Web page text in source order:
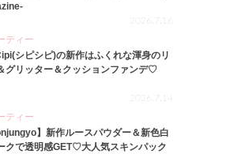
2026.7.16
ティー
シピシピ)の新作はふくれな渾身のリ
グリッター＆クッションファンデ♡
2026.7.14
ティー
】新作ルースパウダー＆新色白
クで透明感GET♡大人気スキンパック